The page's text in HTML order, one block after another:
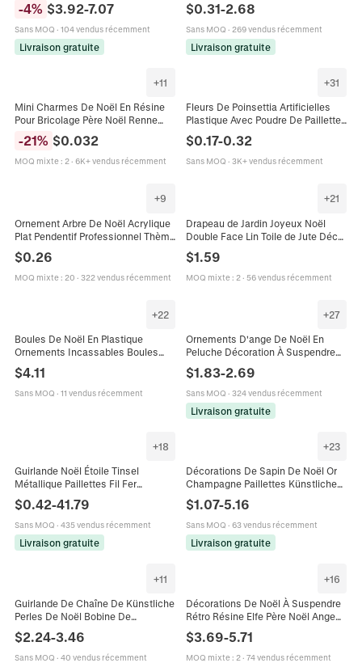
Ornements Suspendus Décoration
De Sapin Chic
-4% $3.92-7.07
Sans MOQ · 104 vendus récemment
Livraison gratuite
Minimaliste
$0.31-2.68
Sans MOQ · 269 vendus récemment
Livraison gratuite
+11
Mini Charmes De Noël En Résine
Pour Bricolage Père Noël Renne
Bonhomme De Neige Arbre Formes
Accessoires De Décoration
-21% $0.032
MOQ mixte: 2· 6K+ vendus récemment
+31
Fleurs De Poinsettia Artificielles
Plastique Avec Poudre De Paillettes
Creuses Scintillantes Pour
Décoration De Sapin De Noël
Mariage Fête
$0.17-0.32
Sans MOQ · 3K+ vendus récemment
+9
Ornement Arbre De Noël Acrylique
Plat Pendentif Professionnel Thème
Décoration Charme
$0.26
MOQ mixte: 20 · 322 vendus récemment
+21
Drapeau de Jardin Joyeux Noël
Double Face Lin Toile de Jute Décor
Bonhomme de Neige Arbre
Bannière de Bienvenue Extérieur
$1.59
MOQ mixte: 2· 56 vendus récemment
+22
Boules De Noël En Plastique
Ornements Incassables Boules
Suspendues Peintes Pailletées Mat
Pour Décoration De Fête
$4.11
Sans MOQ · 11 vendus récemment
+27
Ornements D'ange De Noël En
Peluche Décoration À Suspendre
Sapin Poupée Fée Dentelle Tissu
Ailes Cloches Maison Vacances
$1.83-2.69
Sans MOQ · 324 vendus récemment
Livraison gratuite
+18
Guirlande Noël Étoile Tinsel
Métallique Paillettes Fil Fer
Décoration Sapin Fête Maison DIY
Coloré
$0.42-41.79
Sans MOQ · 435 vendus récemment
Livraison gratuite
+23
Décorations De Sapin De Noël Or
Champagne Paillettes Künstliche
Perle Décorations Suspendues
Fête Étoile Boules Ruban Décor
$1.07-5.16
Sans MOQ · 63 vendus récemment
Livraison gratuite
+11
Guirlande De Chaîne De Künstliche
Perles De Noël Bobine De
Sapin De Fête Mariage Décoration
DIY Artisanat
$2.24-3.46
Sans MOQ · 40 vendus récemment
+16
Décorations De Noël À Suspendre
Rétro Résine Elfe Père Noël Ange
Maison
$3.69-5.71
MOQ mixte: 2· 74 vendus récemment